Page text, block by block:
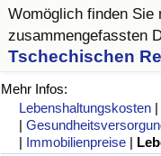
Womöglich finden Sie
zusammengefassten
Tschechischen
Mehr Infos:
Lebenshaltungskosten |
|
| Immobilienpreise |
in Akaba
Immobilienpreis-
Lebensqualität-Index
Kriminalität